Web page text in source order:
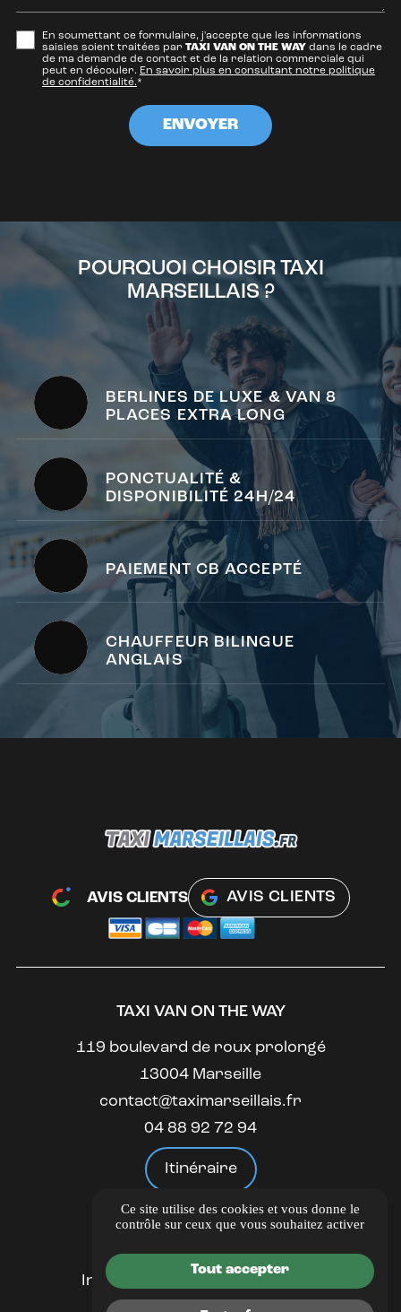
En soumettant ce formulaire, j'accepte que les informations
saisies soient traitées par TAXI VAN ON THE WAYdans le cadre
de ma demande de contact et de la relation commerciale qui
peut en découler. En savoir plus en consultant notre politique
de confidentialité.*
POURQUOI CHOISIR TAXI
MARSEILLAIS ?
BERLINES DE LUXE & VAN 8
PLACES EXTRA LONG
PONCTUALITÉ &
DISPONIBILITÉ 24H/24
PAIEMENT CB ACCEPTÉ
CHAUFFEUR BILINGUE
ANGLAIS
AVIS CLIENTS AVIS CLIENTS
TAXI VAN ON THE WAY
119 boulevard de roux prolongé
13004 Marseille
contact@taximarseillais.fr
04 88 92 72 94
Itinéraire
LIENS UTILES
Guide Local
Informations complémentaires
Mentions légales
Ce site utilise des cookies et vous donne le
contrôle sur ceux que vous souhaitez activer
Tout accepter